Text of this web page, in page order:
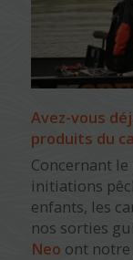
Avez-vous
produits du
Concernant
initiations
enfants, les
nos sorties
Neo ont